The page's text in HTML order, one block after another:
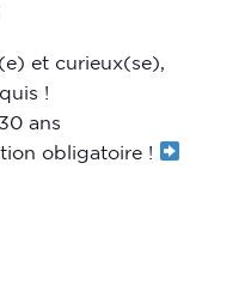
et curieux(se),
!
ans
obligatoire !